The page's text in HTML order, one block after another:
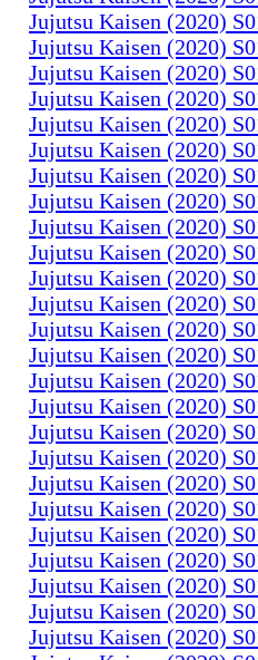
Jujutsu Kaisen (2020)
Jujutsu Kaisen (2020)
Jujutsu Kaisen (2020)
Jujutsu Kaisen (2020)
Jujutsu Kaisen (2020)
Jujutsu Kaisen (2020)
Jujutsu Kaisen (2020)
Jujutsu Kaisen (2020)
Jujutsu Kaisen (2020)
Jujutsu Kaisen (2020)
Jujutsu Kaisen (2020)
Jujutsu Kaisen (2020)
Jujutsu Kaisen (2020)
Jujutsu Kaisen (2020)
Jujutsu Kaisen (2020)
Jujutsu Kaisen (2020)
Jujutsu Kaisen (2020)
Jujutsu Kaisen (2020)
Jujutsu Kaisen (2020)
Jujutsu Kaisen (2020)
Jujutsu Kaisen (2020)
Jujutsu Kaisen (2020)
Jujutsu Kaisen (2020)
Jujutsu Kaisen (2020)
Jujutsu Kaisen (2020)